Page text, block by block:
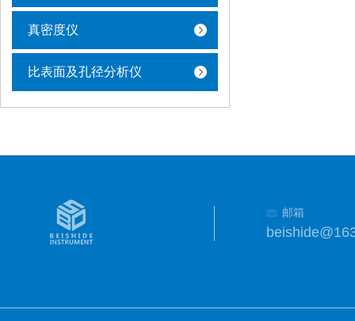
真密度仪
比表面及孔径分析仪
邮箱